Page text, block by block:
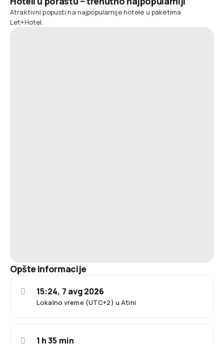
Atraktivni popusti na najpopularnije hotele u paketima
Let+Hotel.
Opšte informacije
Lokalno vreme (UTC+2) u Atini
15:24, 7 avg 2026
1 h 35 min